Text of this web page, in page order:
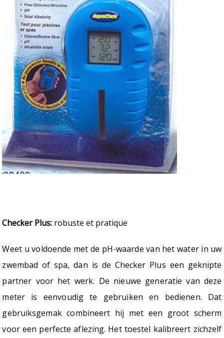
Checker Plus: robuste et pratique
Weet u voldoende met de pH-waarde van het water in uw
zwembad of spa, dan is de Checker Plus een geknipte
partner voor het werk. De nieuwe generatie van deze
meter is eenvoudig te gebruiken en bedienen. Dat
gebruiksgemak combineert hij met een groot scherm
voor een perfecte aflezing. Het toestel kalibreert zichzelf